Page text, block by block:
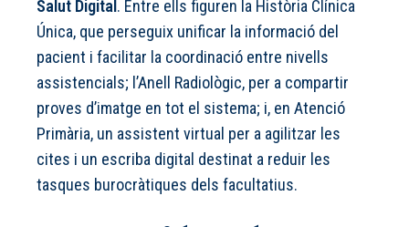
Salut Digital . Entre ells figuren la Història Clínica
Única, que perseguix unificar la informació del
pacient i facilitar la coordinació entre nivells
assistencials; l’Anell Radiològic, per a compartir
proves d’imatge en tot el sistema; i, en Atenció
Primària, un assistent virtual per a agilitzar les
cites i un escriba digital destinat a reduir les
tasques burocràtiques dels facultatius.